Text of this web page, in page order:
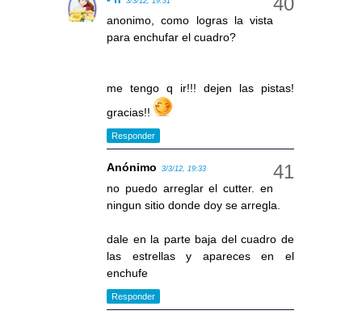
anonimo, como logras la vista
para enchufar el cuadro?
me tengo q ir!!! dejen las pistas!
gracias!!
Responder
Anónimo 3/3/12, 19:33
no puedo arreglar el cutter. en
ningun sitio donde doy se arregla.
dale en la parte baja del cuadro de
las estrellas y apareces en el
enchufe
Responder